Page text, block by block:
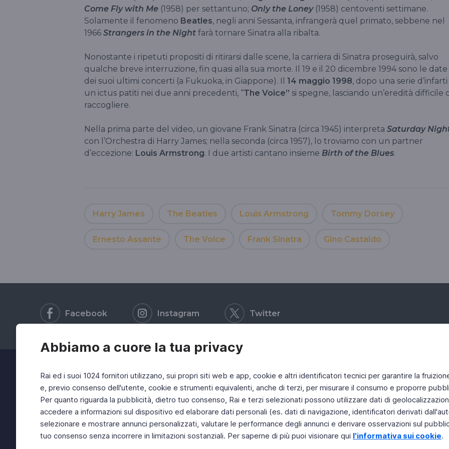
Abbiamo a cuore la tua privacy
Rai ed i suoi 1024 fornitori utilizzano, sui propri siti web e app, cookie e altri identificatori tecnici per garantire la
e, previo consenso dell'utente, cookie e strumenti equivalenti, anche di terzi, per misurare il consumo e proporre
Per quanto riguarda la pubblicità, dietro tuo consenso, Rai e terzi selezionati possono utilizzare dati di
accedere a informazioni sul dispositivo ed elaborare dati personali (es. dati di navigazione, identificatori derivati
selezionare e mostrare annunci personalizzati, valutare le performance degli annunci e derivare osservazioni sul
tuo consenso senza incorrere in limitazioni sostanziali. Per saperne di più puoi visionare qui l'informativa sui cookie.
Come Fly with Me (1958) per settantuno; Only the Loney(1958) centoventi settimane.
Solamente il fenomeno Beatles, negli anni Sessanta, infrangerà quel primato, sebbene nel
1966 Strangers in the Night farà tornare Sinatra alla ribalta.
Nonostante i ripetuti propositi di ritirarsi dalle scene, la carriera di Sinatra proseguirà, salvo
qualche breve interruzione, fin quasi alla sua morte. Il 19 e il 20 dicembre 1994 sono le date
dei suoi ultimi concerti (a Fukuoka, in Giappone). Il 14 maggio 1998, dopo una serie d’infarti
un ictus patiti nei due anni precedenti, “The Voice” si spegne, lasciando un’eredità difficile
raccogliere.
Nella prima parte del video, un giovane Frank Sinatra (circa 1945) interpreta Saturday
con l’Orchestra di Harry James; nella seconda (circa 1957), lo troviamo con un partner
d’eccezione: Louis Armstrong. I due artisti cantano insieme Birth of the Blues.
Harry James The Beatles Louis Armstrong Tommy Dorsey
Ernesto Assante The Voice Frank Sinatra Gino Castaldo
Facebook Instagram Twitter